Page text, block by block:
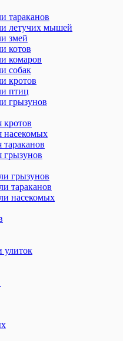
тараканов
летучих мышей
змей
котов
комаров
собак
кротов
птиц
грызунов
насекомых
грызунов
грызунов
тараканов
насекомых
улиток